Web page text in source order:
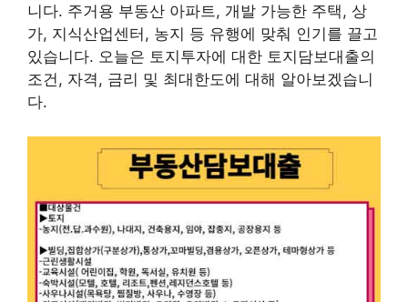
니다. 주거용 부동산 아파트, 개발 가능한 주택, 상
가, 지식산업센터, 농지 등 유행에 맞춰 인기를 끌고
있습니다. 오늘은 토지투자에 대한 토지담보대출의
조건, 자격, 금리 및 최대한도에 대해 알아보겠습니
다.